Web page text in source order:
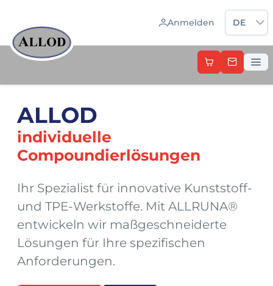
Anmelden
Sprache
DE
ALLOD
individuelle
Compoundierlösungen
Ihr Spezialist für innovative Kunststoff-
und TPE-Werkstoffe. Mit ALLRUNA®
entwickeln wir maßgeschneiderte
Lösungen für Ihre spezifischen
Anforderungen.